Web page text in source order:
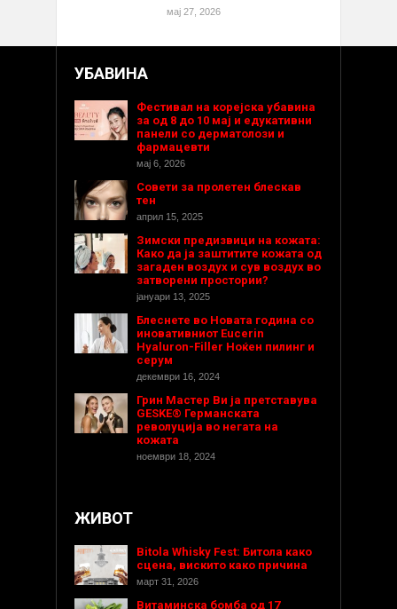
мај 27, 2026
УБАВИНА
Фестивал на корејска убавина
за од 8 до 10 мај и едукативни
панели со дерматолози и
фармацевти
мај 6, 2026
Совети за пролетен блескав
тен
април 15, 2025
Зимски предизвици на кожата:
Како да ја заштитите кожата од
загаден воздух и сув воздух во
затворени простории?
јануари 13, 2025
Блеснете во Новата година со
иновативниот Eucerin
Hyaluron-Filler Ноќен пилинг и
серум
декември 16, 2024
Грин Мастер Ви ја претставува
GESKE® Германската
револуција во негата на
кожата
ноември 18, 2024
ЖИВОТ
Bitola Whisky Fest: Битола како
сцена, вискито како причина
март 31, 2026
Витаминска бомба од 17